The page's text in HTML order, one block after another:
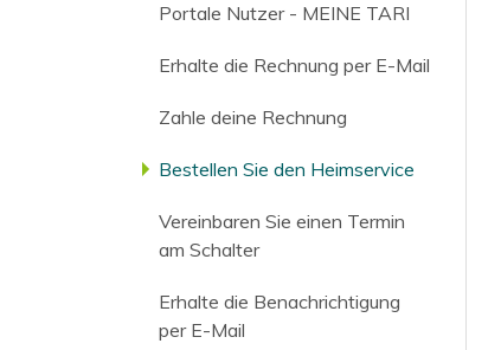
Portale Nutzer - MEINE TARI
Erhalte die Rechnung per E-Mail
Zahle deine Rechnung
Bestellen Sie den Heimservice
Vereinbaren Sie einen Termin
am Schalter
Erhalte die Benachrichtigung
per E-Mail